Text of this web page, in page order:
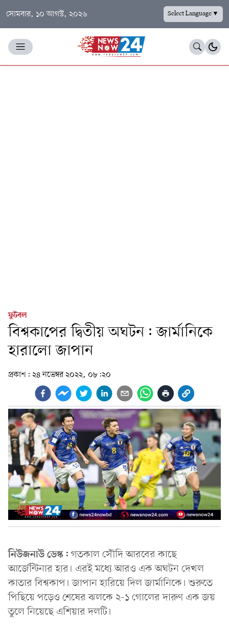
সোমবার, ১০ আগস্ট, ২০২৬ Select Language▼
ফুটবল
বিশ্বকাপের দ্বিতীয় অঘটন: জার্মানিকে
হারালো জাপান
প্রকাশ: ২৪ নভেম্বর ২০২২, ০৮:২০
নিউজনাউ ডেস্ক: গতকাল সৌদি আরবের কাছে
আর্জেন্টিনার হার। এরই মধ্যে আরও এক অঘটন দেখল
কাতার বিশ্বকাপ। জাপান হারিয়ে দিল জার্মানিকে। শুরুতে
পিছিয়ে পড়েও শেষের ঝলকে ২-১ গোলের দারুণ এক জয়
তুলে নিয়েছে এশিয়ার দলটি।